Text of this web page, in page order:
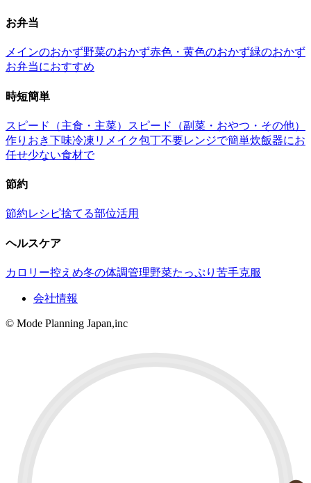
お弁当
メインのおかず野菜のおかず赤色・黄色のおかず緑のおかず
お弁当におすすめ
時短簡単
スピード（主食・主菜）
スピード（副菜・おやつ・その他）
作りおき下味冷凍 リメイク包丁不要レンジで簡単炊飯器にお
任せ少ない食材で
節約
節約レシピ捨てる部位活用
ヘルスケア
カロリー控えめ冬の体調管理野菜たっぷり 苦手克服
会社情報
© Mode Planning Japan,inc